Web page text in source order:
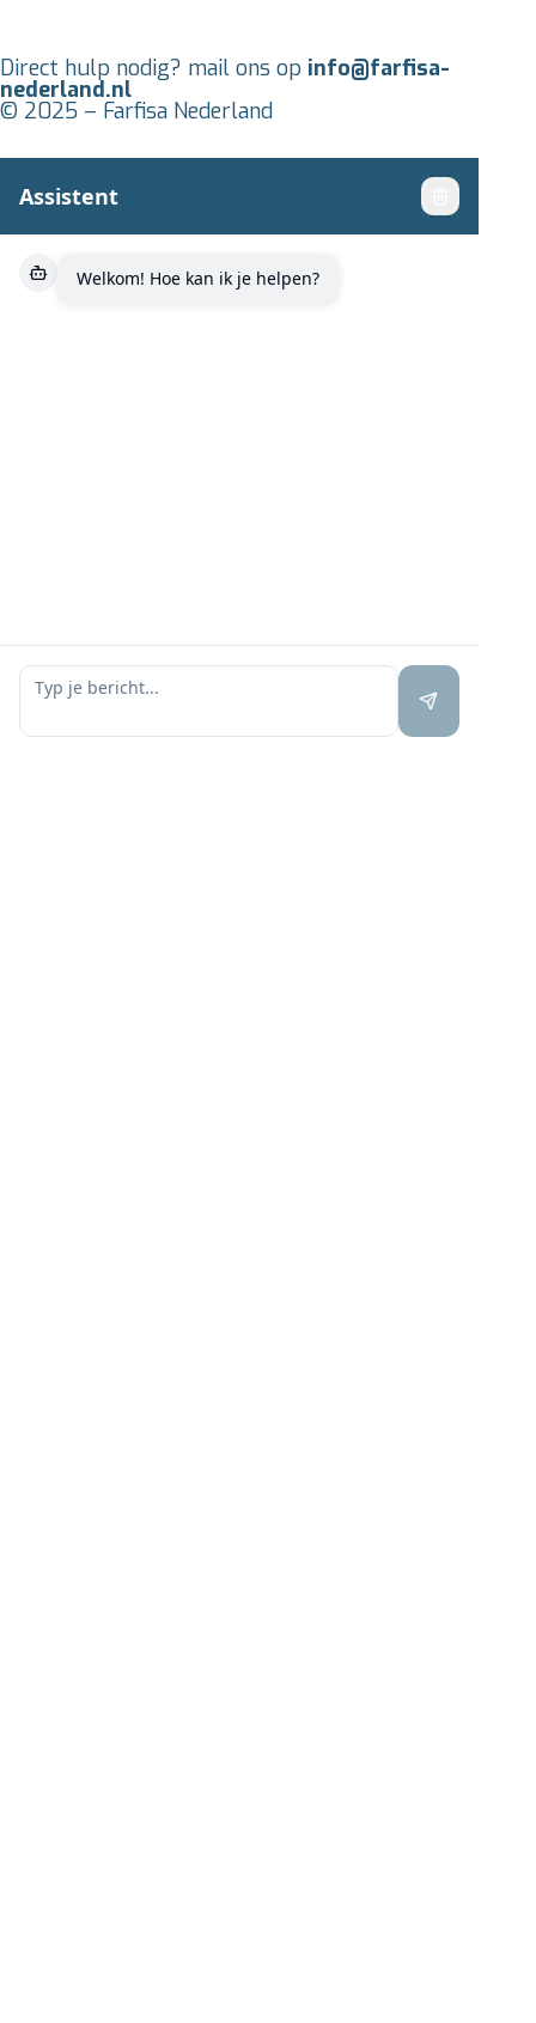
Direct hulp nodig? mail ons op info@farfisa-
nederland.nl
© 2025 – Farfisa Nederland